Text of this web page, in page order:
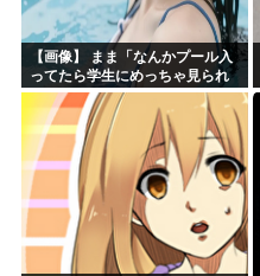
【画像】 まま「なんかプール入
ってたら学生にめっちゃ見られ
たw」